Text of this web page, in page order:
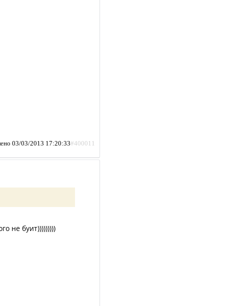
03/03/2013 17:20:33#400011
не буит)))))))))